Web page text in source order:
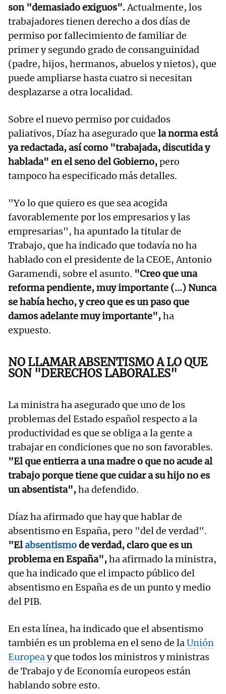
son "demasiado exiguos".Actualmente, los
trabajadores tienen derecho a dos días de
permiso por fallecimiento de familiar de
primer y segundo grado de consanguinidad
(padre, hijos, hermanos, abuelos y nietos), que
puede ampliarse hasta cuatro si necesitan
desplazarse a otra localidad.
Sobre el nuevo permiso por cuidados
paliativos, Díaz ha asegurado que la norma está
ya redactada, así como "trabajada, discutida y
hablada" en el seno del Gobierno,pero
tampoco ha especificado más detalles.
"Yo lo que quiero es que sea acogida
favorablemente por los empresarios y las
empresarias", ha apuntado la titular de
Trabajo, que ha indicado que todavía no ha
hablado con el presidente de la CEOE, Antonio
Garamendi, sobre el asunto. "Creo que una
reforma pendiente, muy importante (...) Nunca
se había hecho, y creo que es un paso que
damos adelante muy importante",ha
expuesto.
NO LLAMAR ABSENTISMO A LO QUE
SON "DERECHOS LABORALES"
La ministra ha asegurado que uno de los
problemas del Estado español respecto a la
productividad es que se obliga a la gente a
trabajar en condiciones que no son favorables.
"El que entierra a una madre o que no acude al
trabajo porque tiene que cuidar a su hijo no es
un absentista",ha defendido.
Díaz ha afirmado que hay que hablar de
absentismo en España, pero "del de verdad".
"Elabsentismode verdad, claro que es un
problema en España",ha afirmado la ministra,
que ha indicado que el impacto público del
absentismo en España es de un punto y medio
del PIB.
En esta línea, ha indicado que el absentismo
también es un problema en el seno de laUnión
Europeay que todos los ministros y ministras
de Trabajo y de Economía europeos están
hablando sobre esto.